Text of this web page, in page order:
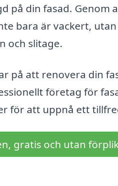
på din fasad.
bara är vackert,
och slitage.
på att renovera din
företag för
för att uppnå ett
gratis och utan